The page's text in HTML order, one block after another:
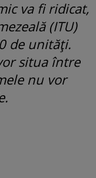
va fi ridicat,
(ITU)
de unități.
situa între
nu vor